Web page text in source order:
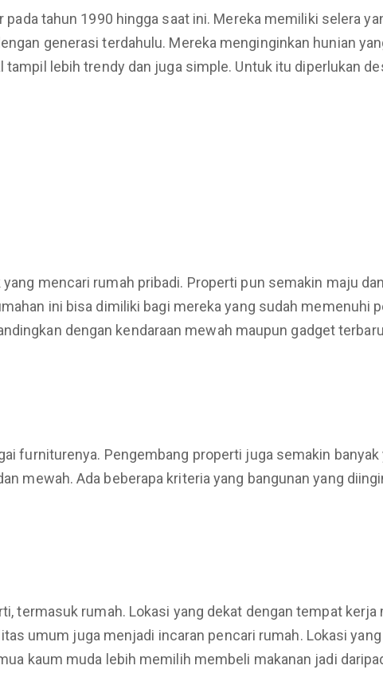
tahun 1990 hingga saat ini. Mereka memiliki selera
generasi terdahulu. Mereka menginginkan hunian
lebih trendy dan juga simple. Untuk itu diperlukan
mencari rumah pribadi. Properti pun semakin maju
ini bisa dimiliki bagi mereka yang sudah memenuhi
dengan kendaraan mewah maupun gadget
furniturenya. Pengembang properti juga semakin
mewah. Ada beberapa kriteria yang bangunan yang
termasuk rumah. Lokasi yang dekat dengan tempat
umum juga menjadi incaran pencari rumah. Lokasi
kaum muda lebih memilih membeli makanan jadi